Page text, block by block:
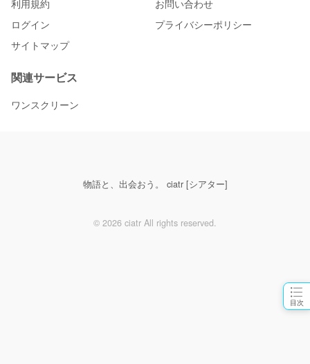
目次
利用規約
お問い合わせ
ログイン
プライバシーポリシー
サイトマップ
関連サービス
ワンスクリーン
物語と、出会おう。 ciatr [シアター]
© 2026 ciatr All rights reserved.